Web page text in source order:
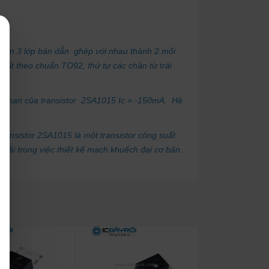
3 lớp bán dẫn ghép với nhau thành 2 mối
theo chuẩn TO92, thứ tự các chân từ trái
hạn của transistor 2SA1015 Ic = -150mA. Hệ
Transistor 2SA1015 là một transistor công suất
trong việc thiết kế mạch khuếch đại cơ bản.